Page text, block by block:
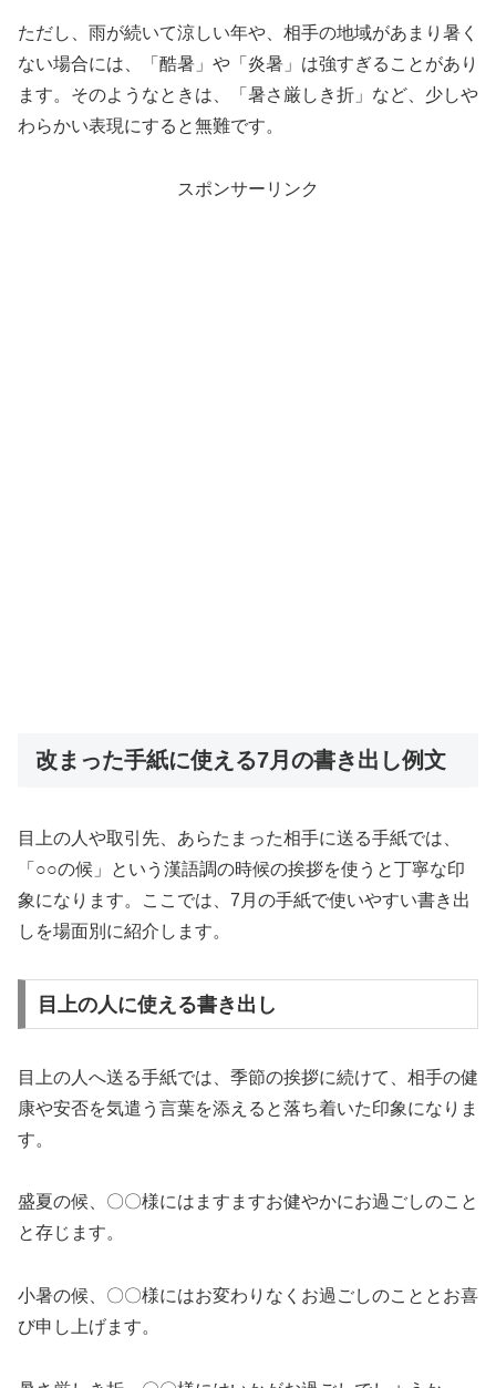
ただし、雨が続いて涼しい年や、相手の地域があまり暑く
ない場合には、「酷暑」や「炎暑」は強すぎることがあり
ます。そのようなときは、「暑さ厳しき折」など、少しや
わらかい表現にすると無難です。
スポンサーリンク
改まった手紙に使える7月の書き出し例文
目上の人や取引先、あらたまった相手に送る手紙では、
「○○の候」という漢語調の時候の挨拶を使うと丁寧な印
象になります。ここでは、7月の手紙で使いやすい書き出
しを場面別に紹介します。
目上の人に使える書き出し
目上の人へ送る手紙では、季節の挨拶に続けて、相手の健
康や安否を気遣う言葉を添えると落ち着いた印象になりま
す。
盛夏の候、〇〇様にはますますお健やかにお過ごしのこと
と存じます。
小暑の候、〇〇様にはお変わりなくお過ごしのこととお喜
び申し上げます。